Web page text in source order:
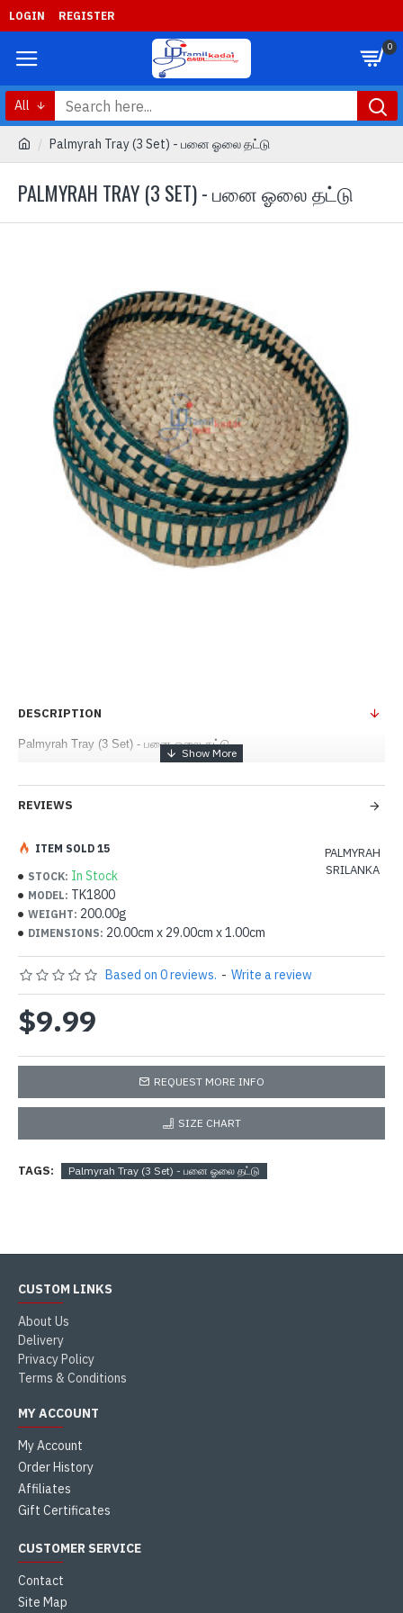
LOGIN REGISTER
0
All
Palmyrah Tray (3 Set) - பனை ஓலை தட்டு
PALMYRAH TRAY (3 SET) - பனை ஓலை தட்டு
DESCRIPTION
Palmyrah Tray (3 Set) - பனை ஓலை தட்டு
REVIEWS
STOCK: In Stock
MODEL: TK1800
WEIGHT: 200.00g
DIMENSIONS: 20.00cm x 29.00cm x 1.00cm
PALMYRAH
SRILANKA
ITEM SOLD 15
Based on 0 reviews. - Write a review
$9.99
REQUEST MORE INFO
SIZE CHART
TAGS: Palmyrah Tray (3 Set) - பனை ஓலை தட்டு
CUSTOM LINKS
About Us
Delivery
Privacy Policy
Terms & Conditions
MY ACCOUNT
My Account
Order History
Affiliates
Gift Certificates
CUSTOMER SERVICE
Contact
Site Map